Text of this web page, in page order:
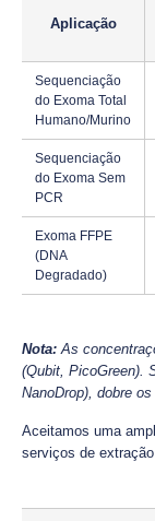
Aplicação
Sequenciação
do Exoma Total
Humano/Murino
Sequenciação
do Exoma Sem
PCR
Exoma FFPE
(DNA
Degradado)
Nota: As
(Qubit, PicoGreen).
NanoDrop), dobre
Aceitamos uma
serviços de